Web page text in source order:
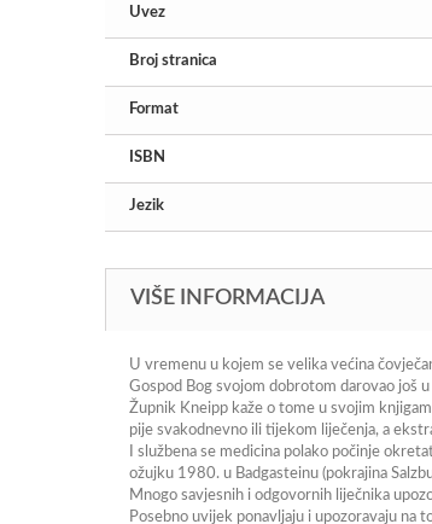
Uvez
Broj stranica
Format
ISBN
Jezik
VIŠE INFORMACIJA
U vremenu u kojem se velika većina
Gospod Bog svojom dobrotom darovao još
Župnik Kneipp kaže o tome u svojim
pije svakodnevno ili tijekom liječenja, a
I službena se medicina polako počinje
ožujku 1980. u Badgasteinu (pokrajina
Mnogo savjesnih i odgovornih liječnika
Posebno uvijek ponavljaju i upozoravaju na